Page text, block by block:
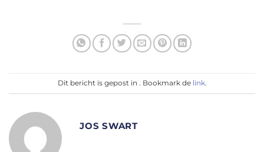
Dit bericht is gepost in . Bookmark de link.
JOS SWART